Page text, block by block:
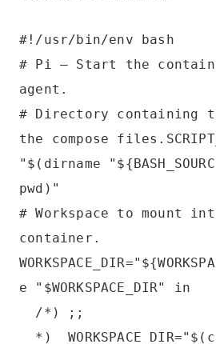
#!/usr/bin/env bash
# Pi — Start the
agent.
# Directory containing
the compose
"$(dirname
pwd)"
# Workspace to mount
container.
e "$WORKSPACE_DIR" in
/*) ;;
*)